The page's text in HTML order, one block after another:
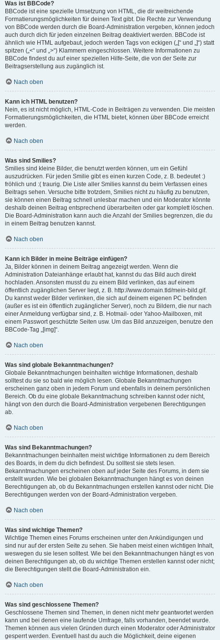
Was ist BBCode?
BBCode ist eine spezielle Umsetzung von HTML, die dir weitreichende
Formatierungsmöglichkeiten für deinen Text gibt. Die Rechte zur Verwendung
von BBCode werden durch die Board-Administration vergeben, können jedoch
auch durch dich für jeden einzelnen Beitrag deaktiviert werden. BBCode ist
ähnlich wie HTML aufgebaut, jedoch werden Tags von eckigen („[“ und „]“) statt
spitzen („<“ und „>“) Klammern eingeschlossen. Weitere Informationen zu
BBCode findest du auf einer speziellen Hilfe-Seite, die von der Seite zur
Beitragserstellung aus zugänglich ist.
Nach oben
Kann ich HTML benutzen?
Nein, es ist nicht möglich, HTML-Code in Beiträgen zu verwenden. Die meisten
Formatierungsmöglichkeiten, die HTML bietet, können über BBCode erreicht
werden.
Nach oben
Was sind Smilies?
Smilies sind kleine Bilder, die benutzt werden können, um ein Gefühl
auszudrücken. Für jeden Smilie gibt es einen kurzen Code, z. B. bedeutet :)
fröhlich und :( traurig. Die Liste aller Smilies kannst du beim Verfassen eines
Beitrags sehen. Versuche bitte trotzdem, Smilies nicht zu häufig zu benutzen,
sie können einen Beitrag schnell unlesbar machen und ein Moderator könnte
deshalb deinen Beitrag entsprechend überarbeiten oder gar komplett löschen.
Die Board-Administration kann auch die Anzahl der Smilies begrenzen, die du
in einem Beitrag benutzen kannst.
Nach oben
Kann ich Bilder in meine Beiträge einfügen?
Ja, Bilder können in deinem Beitrag angezeigt werden. Wenn die
Administration Dateianhänge erlaubt hat, kannst du das Bild auch direkt
hochladen. Ansonsten musst du zu einem Bild verlinken, das auf einem
öffentlich zugänglichen Server liegt, z. B. http://www.domain.tld/mein-bild.gif.
Du kannst weder Bilder verlinken, die sich auf deinem eigenen PC befinden
(außer es ist ein öffentlich zugänglicher Server), noch zu Bildern, die nur nach
einer Anmeldung verfügbar sind, z. B. Hotmail- oder Yahoo-Mailboxen, mit
einem Passwort geschützte Seiten usw. Um das Bild anzuzeigen, benutze den
BBCode-Tag „[img]“.
Nach oben
Was sind globale Bekanntmachungen?
Globale Bekanntmachungen beinhalten wichtige Informationen, deshalb
solltest du sie so bald wie möglich lesen. Globale Bekanntmachungen
erscheinen ganz oben in jedem Forum und ebenfalls in deinem persönlichen
Bereich. Ob du eine globale Bekanntmachung schreiben kannst oder nicht,
hängt von den durch die Board-Administration vergebenen Berechtigungen
ab.
Nach oben
Was sind Bekanntmachungen?
Bekanntmachungen beinhalten meist wichtige Informationen zu dem Bereich
des Boards, in dem du dich befindest. Du solltest sie stets lesen.
Bekanntmachungen erscheinen oben auf jeder Seite des Forums, in dem sie
erstellt wurden. Wie bei globalen Bekanntmachungen hängt es von deinen
Berechtigungen ab, ob du Bekanntmachungen erstellen kannst oder nicht. Die
Berechtigungen werden von der Board-Administration vergeben.
Nach oben
Was sind wichtige Themen?
Wichtige Themen eines Forums erscheinen unter den Ankündigungen und
sind nur auf der ersten Seite zu sehen. Sie haben meist einen wichtigen Inhalt,
weswegen du sie lesen solltest. Wie bei den Bekanntmachungen hängt es von
deinen Berechtigungen ab, ob du wichtige Themen erstellen kannst oder nicht;
die Berechtigungen stellt die Board-Administration ein.
Nach oben
Was sind geschlossene Themen?
Geschlossene Themen sind Themen, in denen nicht mehr geantwortet werden
kann und bei denen eine laufende Umfrage, falls vorhanden, beendet wurde.
Themen können aus vielen Gründen durch einen Moderator oder Administrator
gesperrt werden. Eventuell hast du auch die Möglichkeit, deine eigenen